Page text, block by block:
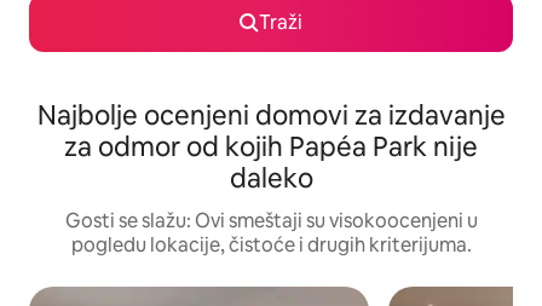
Traži
Najbolje ocenjeni domovi za izdavanje
za odmor od kojih Papéa Park nije
daleko
Gosti se slažu: Ovi smeštaji su visokoocenjeni u
pogledu lokacije, čistoće i drugih kriterijuma.